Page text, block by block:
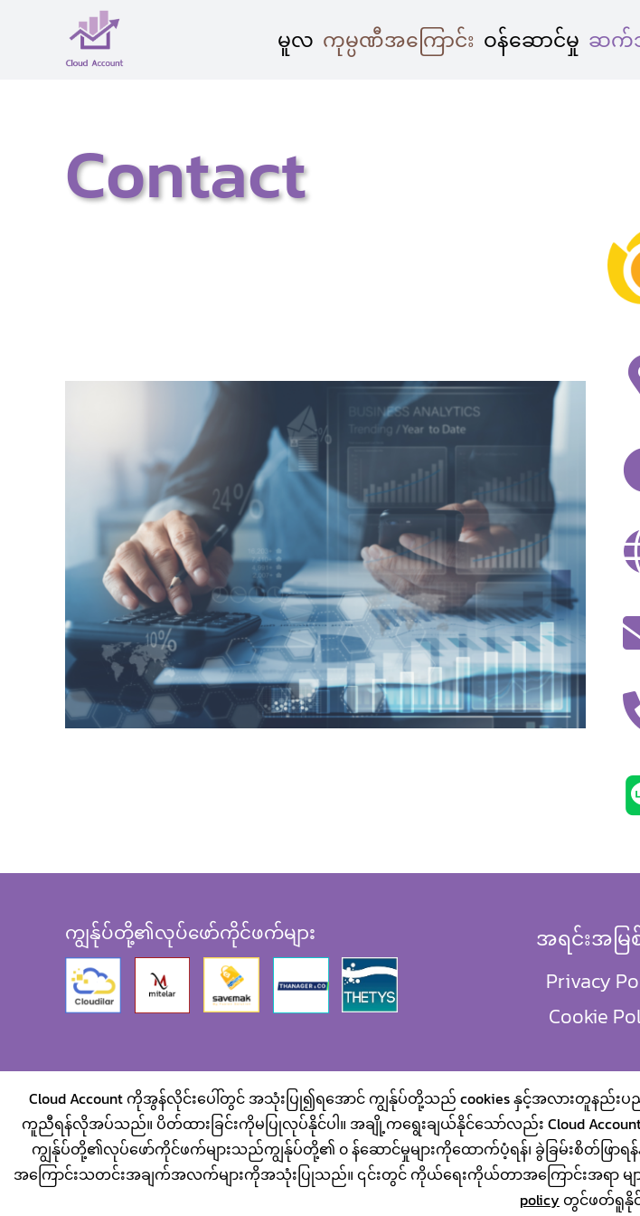
Cloud Account ကိုအွန်လိုင်းပေါ်တွင် အသုံးပြု၍ရအောင် ကျွန်ုပ်တို့သည် cookies နှင့်အလား
ကူညီရန်လိုအပ်သည်။ ပိတ်ထားခြင်းကိုမပြုလုပ်နိုင်ပါ။ အချို့ကရွေးချယ်နိုင်သော်လည်း Cloud
ကျွန်ုပ်တို့၏လုပ်ဖော်ကိုင်ဖက်များသည်ကျွန်ုပ်တို့၏ ၀ န်ဆောင်မှုများကိုထောက်ပံ့ရန်၊ ခွဲခြမ်းစိတ်ဖြ
အကြောင်းသတင်းအချက်အလက်များကိုအသုံးပြုသည်။ ၎င်းတွင် ကိုယ်ရေးကိုယ်တာအကြောင်းအရာ မျာ
policy တွင်ဖတ်ရူနို
မူလ ကုမ္ပဏီအကြောင်း ဝန်ဆောင်မှု ဆက်
Contact
ကျွန်ုပ်တို့၏လုပ်ဖော်ကိုင်ဖက်များ
အရင်းအမြစ်
Privacy
Cookie